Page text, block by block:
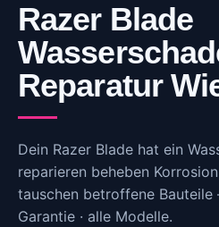
Razer Blade
Reparatur
Dein Razer Blade hat ein
reparieren beheben
tauschen betroffene Bauteile
Garantie · alle Modelle.